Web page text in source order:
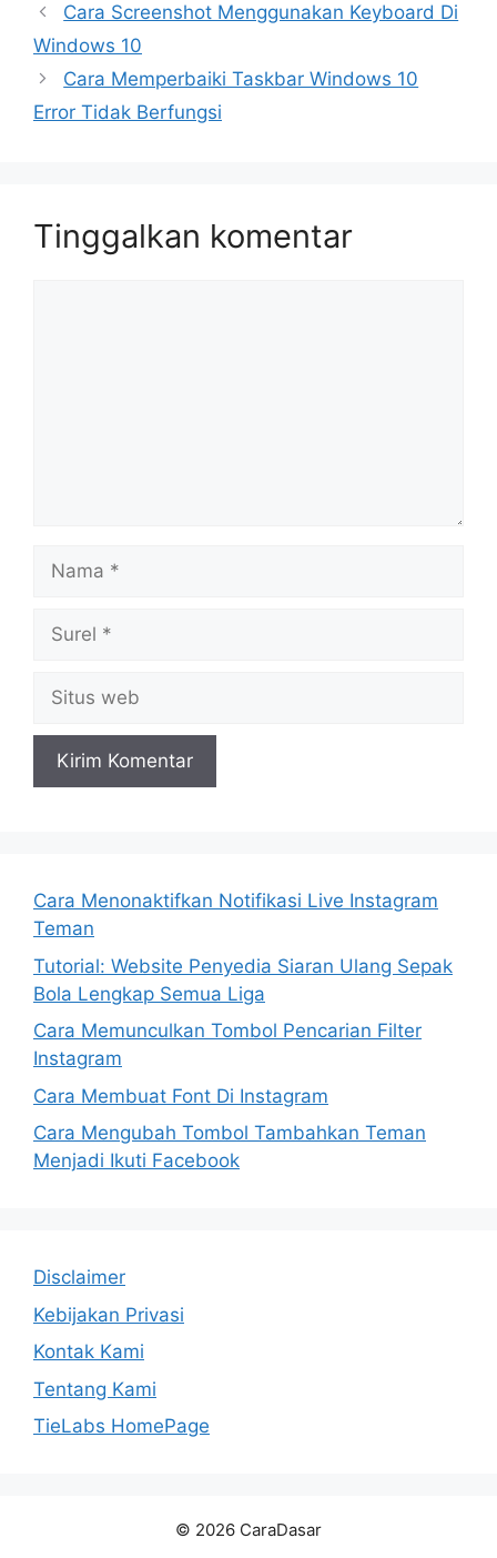
Cara Screenshot Menggunakan Keyboard Di
Windows 10
Cara Memperbaiki Taskbar Windows 10
Error Tidak Berfungsi
Tinggalkan komentar
Nama
Surel
Situs
web
Cara Menonaktifkan Notifikasi Live Instagram
Teman
Tutorial: Website Penyedia Siaran Ulang Sepak
Bola Lengkap Semua Liga
Cara Memunculkan Tombol Pencarian Filter
Instagram
Cara Membuat Font Di Instagram
Cara Mengubah Tombol Tambahkan Teman
Menjadi Ikuti Facebook
Disclaimer
Kebijakan Privasi
Kontak Kami
Tentang Kami
TieLabs HomePage
© 2026 CaraDasar